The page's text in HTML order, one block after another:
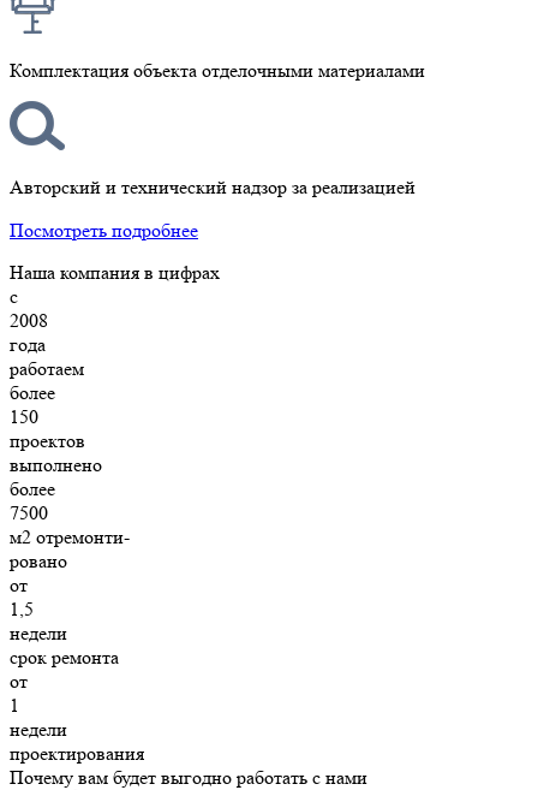
Комплектация объекта отделочными материалами
Авторский и технический надзор за реализацией
Посмотреть подробнее
Наша компания в цифрах
с
2008
года
работаем
более
150
проектов
выполнено
более
7500
м2 отремонти-
ровано
от
1,5
недели
срок ремонта
от
1
недели
проектирования
Почему вам будет выгодно работать с нами